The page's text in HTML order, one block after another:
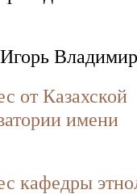
от Казахской
имени
кафедры